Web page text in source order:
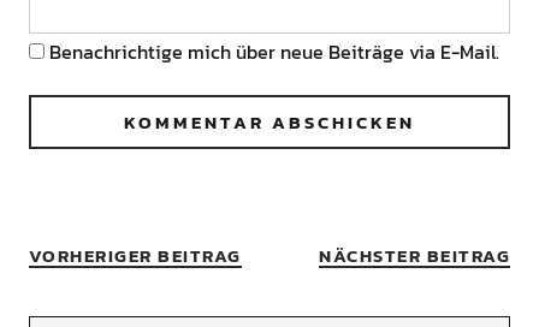
Benachrichtige mich über neue Beiträge via E-Mail.
VORHERIGER BEITRAG NÄCHSTER BEITRAG